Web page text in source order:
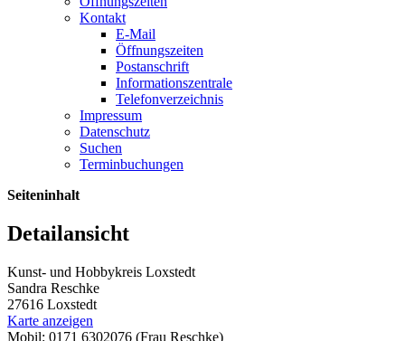
Kontakt
E-Mail
Öffnungszeiten
Postanschrift
Informationszentrale
Telefonverzeichnis
Impressum
Datenschutz
Suchen
Terminbuchungen
Seiteninhalt
Detailansicht
Kunst- und Hobbykreis Loxstedt
Sandra Reschke
27616 Loxstedt
Karte anzeigen
Mobil: 0171 6302076 (Frau Reschke)